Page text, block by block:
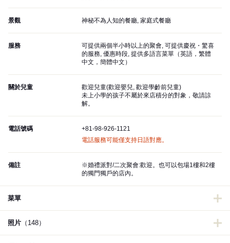
景觀 神秘不為人知的餐廳, 家庭式餐廳
服務
可提供兩個半小時以上的聚會, 可提供慶祝・驚喜
的服務, 優惠時段, 提供多語言菜單（英語，繁體
中文，簡體中文）
關於兒童
歡迎兒童(歡迎嬰兒, 歡迎學齡前兒童)
未上小學的孩子不屬於來店積分的對象，敬請諒
解。
電話號碼
+81-98-926-1121
電話服務可能僅支持日語對應。
備註
※婚禮派對/二次聚會:歡迎。也可以包場1樓和2樓
的獨門獨戶的店內。
菜單
照片 （148）